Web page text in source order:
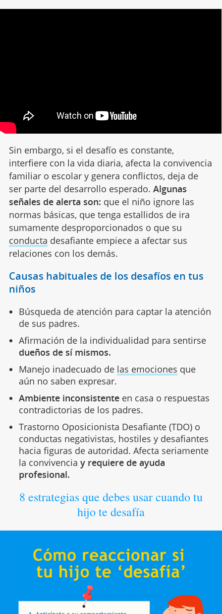
Sin embargo, si el desafío es constante,
interfiere con la vida diaria, afecta la convivencia
familiar o escolar y genera conflictos, deja de
ser parte del desarrollo esperado. Algunas
señales de alerta son: que el niño ignore las
normas básicas, que tenga estallidos de ira
sumamente desproporcionados o que su
conducta desafiante empiece a afectar sus
relaciones con los demás.
Causas habituales de los desafíos en tus
niños
Búsqueda de atención para captar la atención
de sus padres.
Afirmación de la individualidad para sentirse
dueños de sí mismos.
Manejo inadecuado de las emociones que
aún no saben expresar.
Ambiente inconsistenteen casa o respuestas
contradictorias de los padres.
Trastorno Oposicionista Desafiante (TDO) o
conductas negativistas, hostiles y desafiantes
hacia figuras de autoridad. Afecta seriamente
la convivencia y requiere de ayuda
profesional.
8 estrategias que debes usar cuando tu
hijo te desafía